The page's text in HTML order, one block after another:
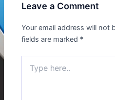
Leave a Comment
Your email address will not
fields are marked *
here..